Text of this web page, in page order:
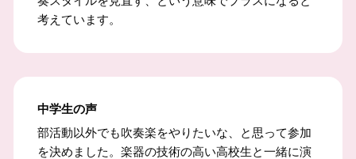
考えています。
中学生の声
部活動以外でも吹奏楽をやりたいな、と思って参加
を決めました。楽器の技術の高い高校生と一緒に演